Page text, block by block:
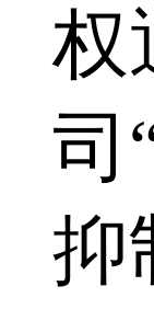
权
司
抑